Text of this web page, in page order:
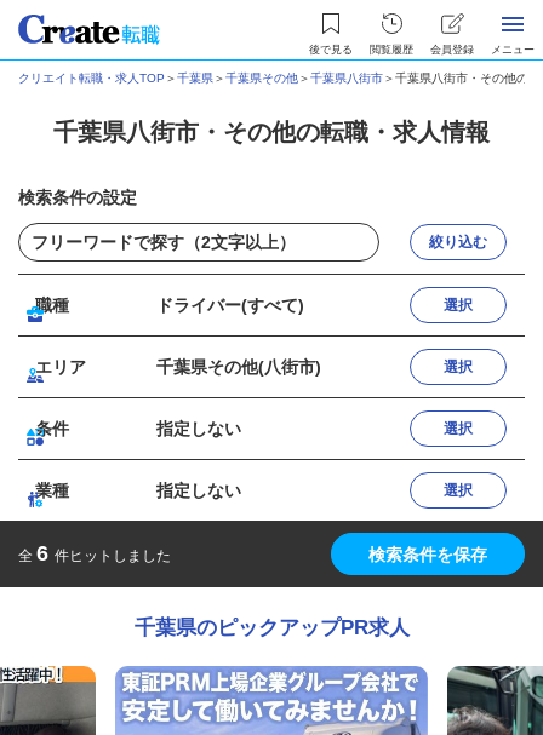
後で見る 閲覧履歴 会員登録 メニュー
クリエイト転職・求人TOP ＞千葉県＞千葉県その他＞千葉県八街市＞千葉県八街市・その他の
千葉県八街市・その他の転職・求人情報
検索条件の設定
絞り込む
職種 ドライバー(すべて) 選択
エリア 千葉県その他(八街市) 選択
条件 指定しない 選択
業種 指定しない 選択
全 6 件ヒットしました 検索条件を保存
千葉県のピックアップPR求人